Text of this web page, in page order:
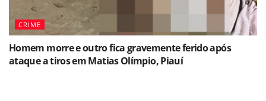
CRIME
Homem morre e outro fica gravemente ferido após
ataque a tiros em Matias Olímpio, Piauí